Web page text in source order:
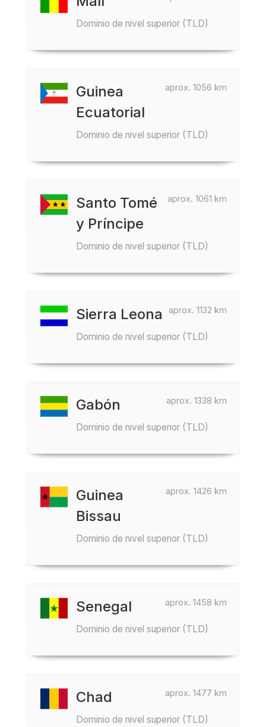
Dominio de nivel superior (TLD)
aprox. 1056 km
Guinea
Ecuatorial
Dominio de nivel superior (TLD)
aprox. 1061 km
Santo Tomé
y Príncipe
Dominio de nivel superior (TLD)
aprox. 1132 km
Sierra Leona
Dominio de nivel superior (TLD)
aprox. 1338 km
Gabón
Dominio de nivel superior (TLD)
aprox. 1426 km
Guinea
Bissau
Dominio de nivel superior (TLD)
aprox. 1458 km
Senegal
Dominio de nivel superior (TLD)
aprox. 1477 km
Chad
Dominio de nivel superior (TLD)